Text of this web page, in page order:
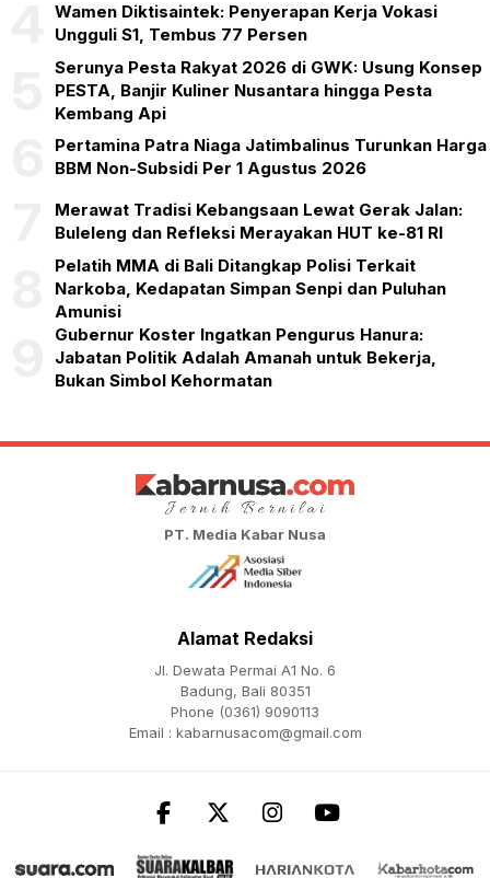
Wamen Diktisaintek: Penyerapan Kerja Vokasi
Ungguli S1, Tembus 77 Persen
Serunya Pesta Rakyat 2026 di GWK: Usung Konsep
PESTA, Banjir Kuliner Nusantara hingga Pesta
Kembang Api
Pertamina Patra Niaga Jatimbalinus Turunkan Harga
BBM Non-Subsidi Per 1 Agustus 2026
Merawat Tradisi Kebangsaan Lewat Gerak Jalan:
Buleleng dan Refleksi Merayakan HUT ke-81 RI
Pelatih MMA di Bali Ditangkap Polisi Terkait
Narkoba, Kedapatan Simpan Senpi dan Puluhan
Amunisi
Gubernur Koster Ingatkan Pengurus Hanura:
Jabatan Politik Adalah Amanah untuk Bekerja,
Bukan Simbol Kehormatan
PT. Media Kabar Nusa
Alamat Redaksi
Jl. Dewata Permai A1 No. 6
Badung, Bali 80351
Phone (0361) 9090113
Email : kabarnusacom@gmail.com